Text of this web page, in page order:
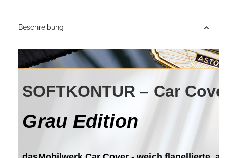
Beschreibung